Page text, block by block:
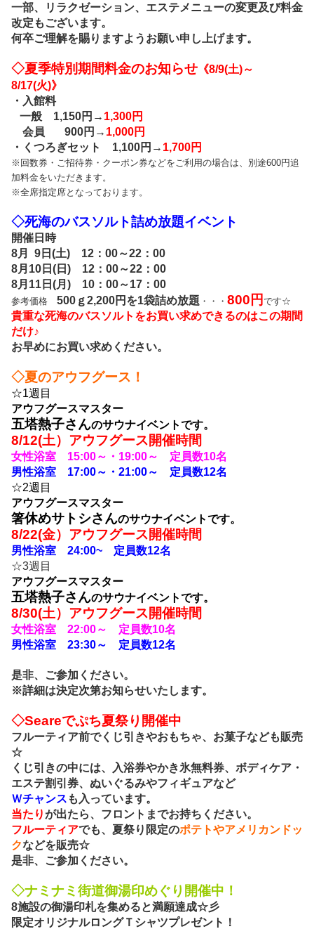
一部、リラクゼーション、エステメニューの変更及び料金
改定もございます。
何卒ご理解を賜りますようお願い申し上げます。
◇夏季特別期間料金のお知らせ 《8/9(土)～
8/17(火)》
・入館料
一般 1,150円→ 1,300円
会員 900円→ 1,000円
・くつろぎセット 1,100円→ 1,700円
※回数券・ご招待券・クーポン券などをご利用の場合は、別途600円追
加料金をいただきます。
※全席指定席となっております。
◇死海のバスソルト詰め放題イベント
開催日時
8月 9日(土) 12：00～22：00
8月10日(日) 12：00～22：00
8月11日(月) 10：00～17：00
参考価格 500ｇ2,200円を1袋詰め放題 ・・・ 800円 です☆
貴重な死海のバスソルトをお買い求めできるのはこの期間
だけ♪
お早めにお買い求めください。
◇夏のアウフグース！
☆1週目
アウフグースマスター
五塔熱子さんのサウナイベントです。
8/12(土）アウフグース開催時間
女性浴室 15:00～・19:00～ 定員数10名
男性浴室 17:00～・21:00～ 定員数12名
☆2週目
アウフグースマスター
箸休めサトシさんのサウナイベントです。
8/22(金）アウフグース開催時間
男性浴室 24:00~ 定員数12名
☆3週目
アウフグースマスター
五塔熱子さんのサウナイベントです。
8/30(土）アウフグース開催時間
女性浴室 22:00～ 定員数10名
男性浴室 23:30～ 定員数12名
是非、ご参加ください。
※詳細は決定次第お知らせいたします。
◇Seareでぷち夏祭り開催中
フルーティア前でくじ引きやおもちゃ、お菓子なども販売
☆
くじ引きの中には、入浴券やかき氷無料券、ボディケア・
エステ割引券、ぬいぐるみやフィギュアなど
Ｗチャンス も入っています。
当たりが出たら、フロントまでお持ちください。
フルーティアでも、夏祭り限定のポテトやアメリカンドッ
クなどを販売☆
是非、ご参加ください。
◇ナミナミ街道御湯印めぐり開催中！
8施設の御湯印札を集めると満願達成☆彡
限定オリジナルロングＴシャツプレゼント！